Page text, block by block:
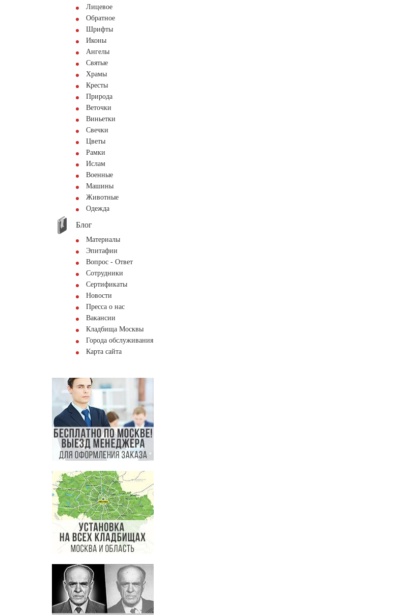
Лицевое
Обратное
Шрифты
Иконы
Ангелы
Святые
Храмы
Кресты
Природа
Веточки
Виньетки
Свечки
Цветы
Рамки
Ислам
Военные
Машины
Животные
Одежда
Блог
Материалы
Эпитафии
Вопрос - Ответ
Сотрудники
Сертификаты
Новости
Пресса о нас
Вакансии
Кладбища Москвы
Города обслуживания
Карта сайта